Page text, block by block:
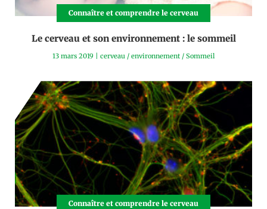
Connaître et comprendre le cerveau
Le cerveau et son environnement : le sommeil
13 mars 2019 cerveau / environnement / Sommeil
Connaître et comprendre le cerveau